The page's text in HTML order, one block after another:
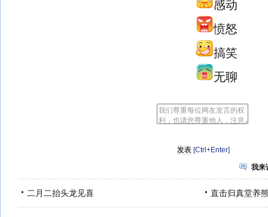
感动
愤怒
搞笑
无聊
[Ctrl+Enter]
我来
二月二抬头龙见喜 直击归真堂养